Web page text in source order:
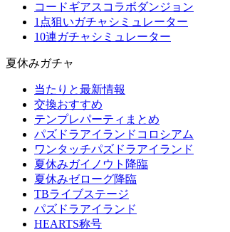
コードギアスコラボダンジョン
1点狙いガチャシミュレーター
10連ガチャシミュレーター
夏休みガチャ
当たりと最新情報
交換おすすめ
テンプレパーティまとめ
パズドラアイランドコロシアム
ワンタッチパズドラアイランド
夏休みガイノウト降臨
夏休みゼローグ降臨
TBライブステージ
パズドラアイランド
HEARTS称号